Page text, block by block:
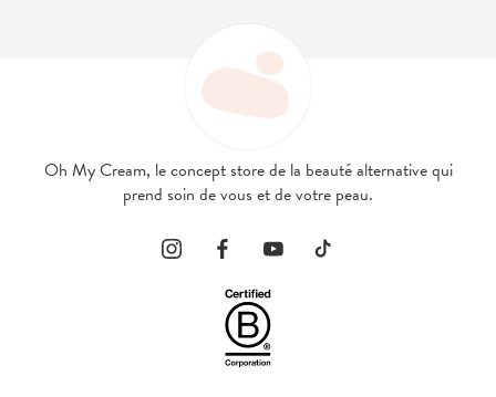
Oh My Cream, le concept store de la beauté alternative qui
prend soin de vous et de votre peau.